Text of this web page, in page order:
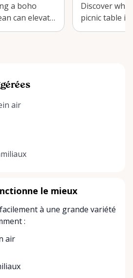
a boho
can elevate
with style
Discover
picnic table
perfect
air
le mieux
à une grande variété
:
air